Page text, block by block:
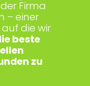
Firma
– einer
die wir
beste
zu